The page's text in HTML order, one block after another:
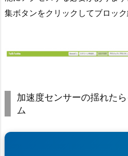
集ボタンをクリックしてブロック
加速度センサーの揺れた
ム